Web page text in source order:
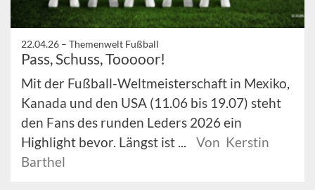
22.04.26 – Themenwelt Fußball
Pass, Schuss, Tooooor!
Mit der Fußball-Weltmeisterschaft in Mexiko,
Kanada und den USA (11.06 bis 19.07) steht
den Fans des runden Leders 2026 ein
Highlight bevor. Längst ist ...
Von Kerstin
Barthel